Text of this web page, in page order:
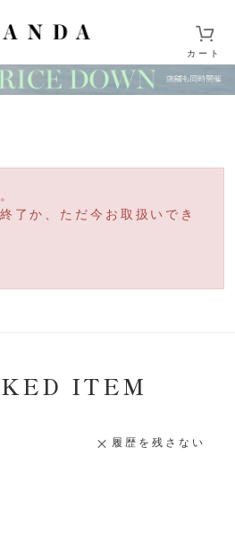
カート
了か、ただ今お取扱いでき
ITEM
履歴を残さない